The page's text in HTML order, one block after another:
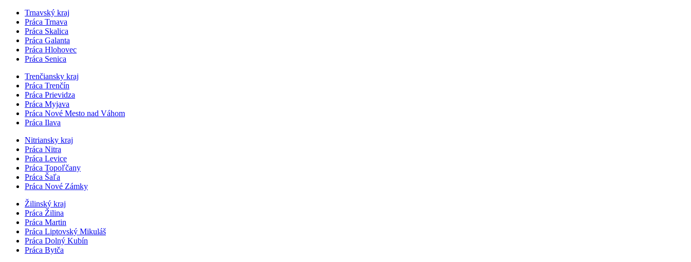
Trnavský kraj
Práca Trnava
Práca Skalica
Práca Galanta
Práca Hlohovec
Práca Senica
Trenčiansky kraj
Práca Trenčín
Práca Prievidza
Práca Myjava
Práca Nové Mesto nad Váhom
Práca Ilava
Nitriansky kraj
Práca Nitra
Práca Levice
Práca Topoľčany
Práca Šaľa
Práca Nové Zámky
Žilinský kraj
Práca Žilina
Práca Martin
Práca Liptovský Mikuláš
Práca Dolný Kubín
Práca Bytča